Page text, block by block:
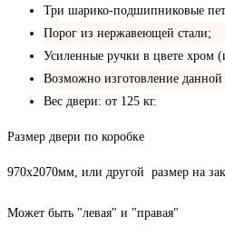
Три шарико-подшипниковые
Порог из нержавеющей стали;
Усиленные ручки в цвете хром
Возможно изготовление
Вес двери: от 125 кг.
Размер двери по коробке
970х2070мм, или другой размер на
Может быть "левая" и "правая"